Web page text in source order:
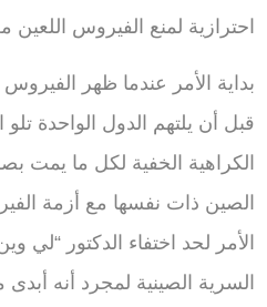
احترازية لمنع الفيروس اللعين
بداية الأمر عندما ظهر
قبل أن يلتهم الدول الواحدة
الكراهية الخفية لكل ما يمت
الصين ذات نفسها مع أزمة
الأمر لحد اختفاء الدكتور “لي
السرية الصينية لمجرد أنه